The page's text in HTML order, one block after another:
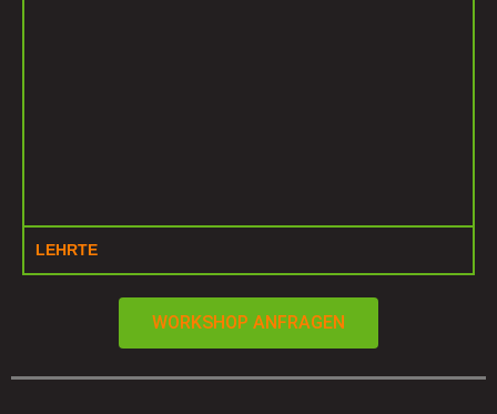
LEHRTE
WORKSHOP ANFRAGEN